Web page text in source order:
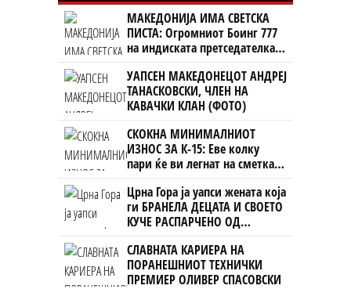
МАКЕДОНИЈА ИМА СВЕТСКА
ПИСТА: Огромниот Боинг 777
на индиската претседателка
на Меѓународниот Аеродром
Скопје
УАПСЕН МАКЕДОНЕЦОТ АНДРЕЈ
ТАНАСКОВСКИ, ЧЛЕН НА
КАВАЧКИ КЛАН (ФОТО)
СКОКНА МИНИМАЛНИОТ
ИЗНОС ЗА К-15: Еве колку
пари ќе ви легнат на сметка
годинава
Црна Гора ја уапси жената која
ги БРАНЕЛА ДЕЦАТА И СВОЕТО
КУЧЕ РАСПАРЧЕНО ОД
ШАРПЛАНИНЕЦ?!
СЛАВНАТА КАРИЕРА НА
ПОРАНЕШНИОТ ТЕХНИЧКИ
ПРЕМИЕР ОЛИВЕР СПАСОВСКИ